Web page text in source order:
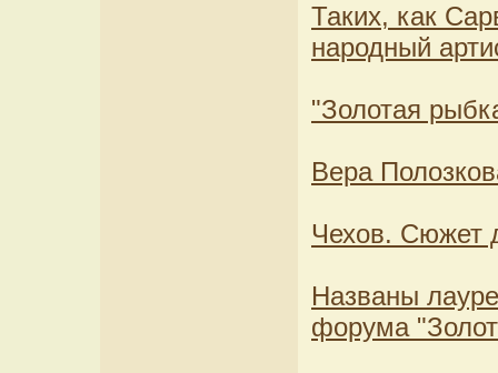
Таких, как
народный
"Золотая
Вера
Чехов. Сюжет
Названы
форума